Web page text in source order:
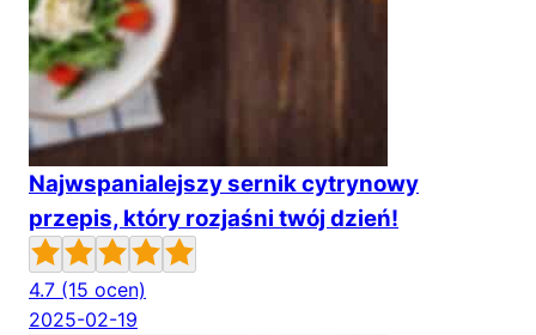
Najwspanialejszy sernik cytrynowy
przepis, który rozjaśni twój dzień!
4.7 (15 ocen)
2025-02-19